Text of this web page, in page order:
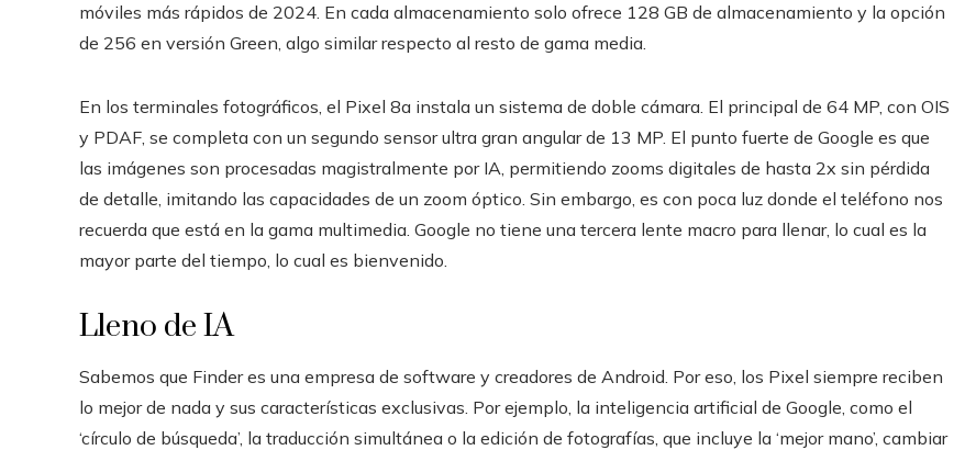
móviles más rápidos de 2024. En cada almacenamiento solo ofrece 128 GB de almacenamiento y la opción
de 256 en versión Green, algo similar respecto al resto de gama media.
En los terminales fotográficos, el Pixel 8a instala un sistema de doble cámara. El principal de 64 MP, con OIS
y PDAF, se completa con un segundo sensor ultra gran angular de 13 MP. El punto fuerte de Google es que
las imágenes son procesadas magistralmente por IA, permitiendo zooms digitales de hasta 2x sin pérdida
de detalle, imitando las capacidades de un zoom óptico. Sin embargo, es con poca luz donde el teléfono nos
recuerda que está en la gama multimedia. Google no tiene una tercera lente macro para llenar, lo cual es la
mayor parte del tiempo, lo cual es bienvenido.
Lleno de IA
Sabemos que Finder es una empresa de software y creadores de Android. Por eso, los Pixel siempre reciben
lo mejor de nada y sus características exclusivas. Por ejemplo, la inteligencia artificial de Google, como el
‘círculo de búsqueda’, la traducción simultánea o la edición de fotografías, que incluye la ‘mejor mano’, cambiar